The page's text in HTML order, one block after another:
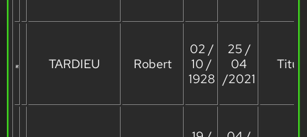
TARDIEU Robert
02 /
10 /
1928
25 /
04
/2021